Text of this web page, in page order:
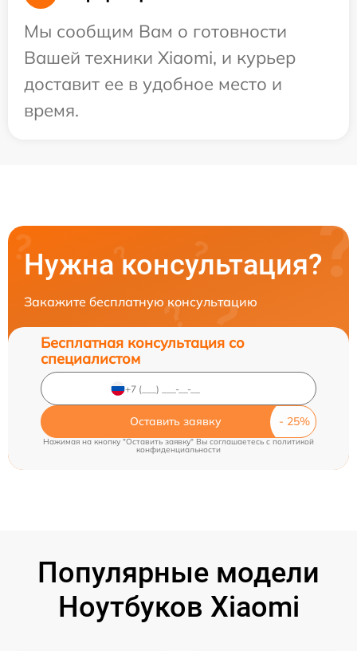
Мы сообщим Вам о готовности
Вашей техники Xiaomi, и курьер
доставит ее в удобное место и
время.
Нужна консультация?
Закажите бесплатную консультацию
Бесплатная консультация со
специалистом
Оставить заявку
Нажимая на кнопку "Оставить заявку" Вы соглашаетесь c политикой
конфиденциальности
Популярные модели
Ноутбуков Xiaomi